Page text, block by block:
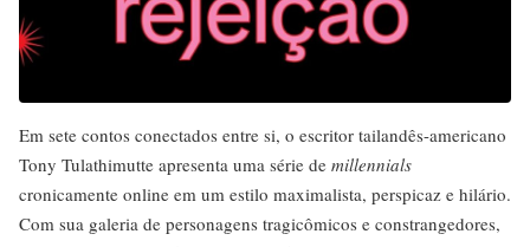
Em sete contos conectados entre si, o escritor tailandês-americano
Tony Tulathimutte apresenta uma série de millennials
cronicamente online em um estilo maximalista, perspicaz e hilário.
Com sua galeria de personagens tragicômicos e constrangedores,